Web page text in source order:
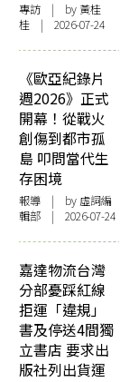
專訪 | by 黃桂
桂 | 2026-07-24
《歐亞紀錄片
週2026》正式
開幕！從戰火
創傷到都市孤
島 叩問當代生
存困境
報導 | by 虛詞編
輯部 | 2026-07-24
嘉達物流台灣
分部憂踩紅線
拒運「違規」
書及停送4間獨
立書店 要求出
版社列出貨運